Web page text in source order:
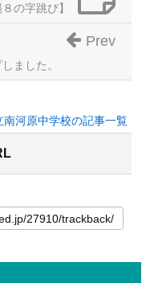
の字跳び】
ました。
Prev
河原中学校の記事一覧